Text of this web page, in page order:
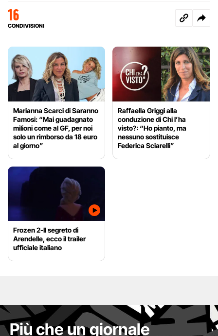
16
CONDIVISIONI
Marianna Scarci di Saranno
Famosi: “Mai guadagnato
milioni come al GF, per noi
solo un rimborso da 18 euro
al giorno”
Raffaella Griggi alla
conduzione di Chi l’ha
visto?: “Ho pianto, ma
nessuno sostituisce
Federica Sciarelli”
Frozen 2-Il segreto di
Arendelle, ecco il trailer
ufficiale italiano
Più che un giornale